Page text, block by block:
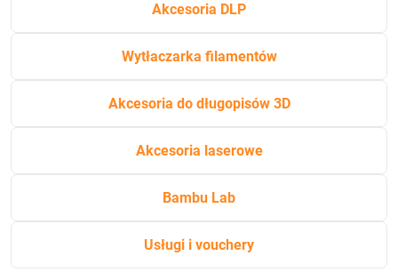
Akcesoria DLP
Wytłaczarka filamentów
Akcesoria do długopisów 3D
Akcesoria laserowe
Bambu Lab
Usługi i vouchery